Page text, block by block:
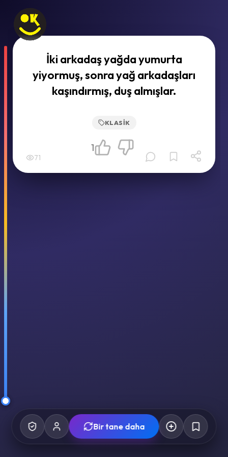
İki arkadaş yağda yumurta
yiyormuş, sonra yağ arkadaşları
kaşındırmış, duş almışlar.
KLASIK
71
1
Bir tane daha